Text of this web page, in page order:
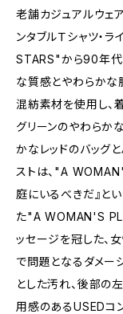
老舗カジュアルウェ
ンタブルＴシャツ・
STARS"から90年代
な質感とやわらかな
混紡素材を使用し、
グリーンのやわらか
かなレッドのバッグ
ストは、"A
庭にいるべきだ』と
た"A WOMAN'S
ッセージを冠した、
で問題となるダメー
とした汚れ、後部の
用感のあるUSEDコ